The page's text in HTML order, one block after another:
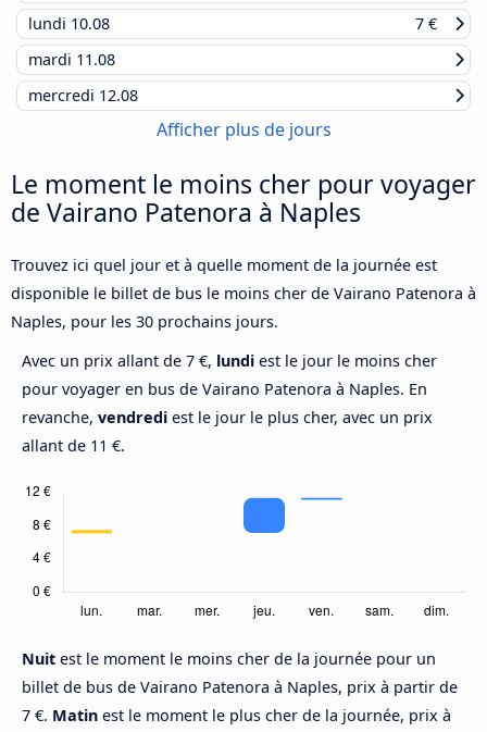
lundi 10.08
7 €
mardi 11.08
mercredi 12.08
Afficher plus de jours
Le moment le moins cher pour voyager
de Vairano Patenora à Naples
Trouvez ici quel jour et à quelle moment de la journée est
disponible le billet de bus le moins cher de Vairano Patenora à
Naples, pour les 30 prochains jours.
Avec un prix allant de 7 €, lundi est le jour le moins cher
pour voyager en bus de Vairano Patenora à Naples. En
revanche, vendredi est le jour le plus cher, avec un prix
allant de 11 €.
Nuit est le moment le moins cher de la journée pour un
billet de bus de Vairano Patenora à Naples, prix à partir de
7 €. Matin est le moment le plus cher de la journée, prix à